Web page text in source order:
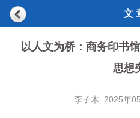
文
以人文为桥：商务印书
思想
李子木 2025年